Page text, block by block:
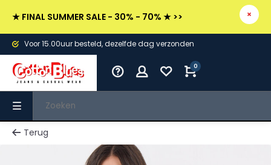
★ FINAL SUMMER SALE - 30% - 70% ★ >>
Voor 15.00uur besteld, dezelfde dag verzonden
0
Terug